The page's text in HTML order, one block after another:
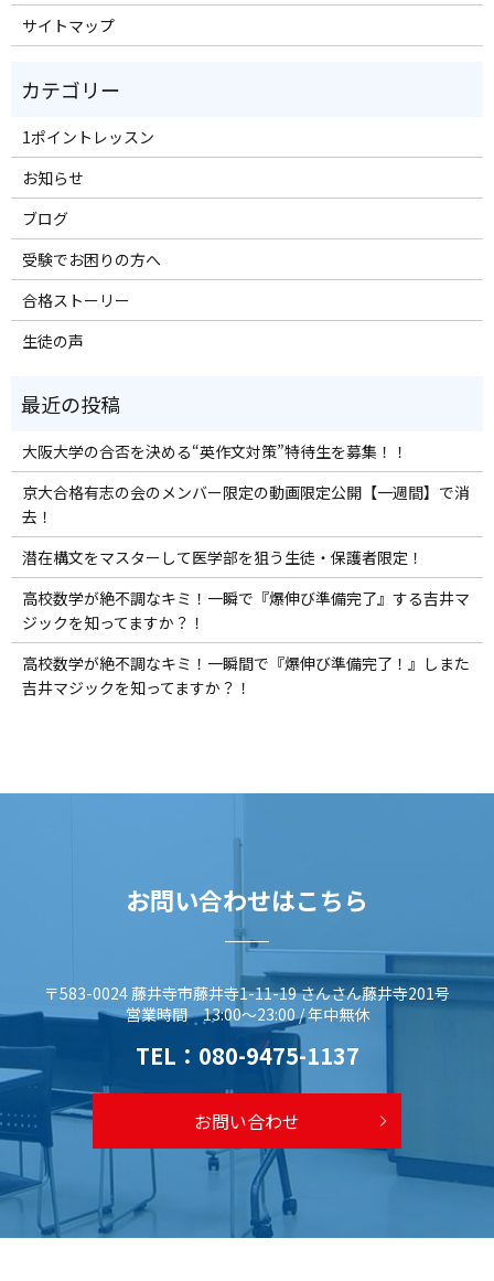
サイトマップ
1ポイントレッスン
お知らせ
ブログ
受験でお困りの方へ
合格ストーリー
生徒の声
大阪大学の合否を決める“英作文対策”特待生を募集！！
京大合格有志の会のメンバー限定の動画限定公開【一週間】で消
去！
潜在構文をマスターして医学部を狙う生徒・保護者限定！
高校数学が絶不調なキミ！一瞬で『爆伸び準備完了』する吉井マ
ジックを知ってますか？！
高校数学が絶不調なキミ！一瞬間で『爆伸び準備完了！』しまた
吉井マジックを知ってますか？！
お問い合わせはこちら
〒583-0024 藤井寺市藤井寺1-11-19 さんさん藤井寺201号
営業時間 13:00～23:00 / 年中無休
TEL： 080-9475-1137
お問い合わせ